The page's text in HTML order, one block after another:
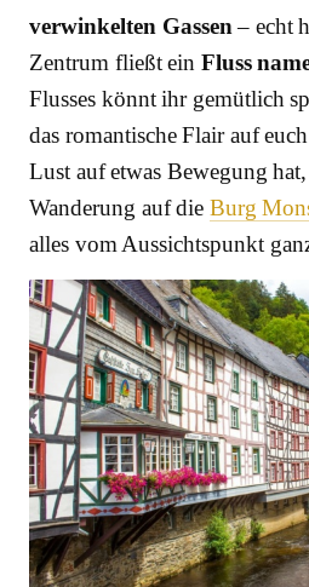
verwinkelten Gassen– echt
Zentrum fließt ein Fluss
Flusses könnt ihr gemütlich
das romantische Flair auf
Lust auf etwas Bewegung
Wanderung auf die Burg
alles vom Aussichtspunkt